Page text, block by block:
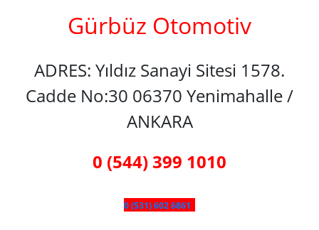
Gürbüz Otomotiv
ADRES: Yıldız Sanayi Sitesi 1578.
Cadde No:30 06370 Yenimahalle /
ANKARA
0 (544) 399 1010
0 (531) 602 6861